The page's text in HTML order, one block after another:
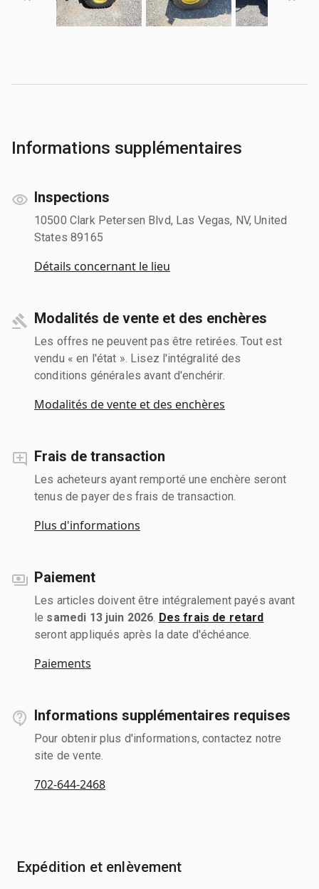
Informations supplémentaires
Inspections
10500 Clark Petersen Blvd, Las Vegas, NV, United
States 89165
Détails concernant le lieu
Modalités de vente et des enchères
Les offres ne peuvent pas être retirées. Tout est
vendu « en l'état ». Lisez l'intégralité des
conditions générales avant d'enchérir.
Modalités de vente et des enchères
Frais de transaction
Les acheteurs ayant remporté une enchère seront
tenus de payer des frais de transaction.
Plus d'informations
Paiement
Les articles doivent être intégralement payés avant
le samedi 13 juin 2026 Des frais de retard
seront appliqués après la date d'échéance.
Paiements
Informations supplémentaires requises
Pour obtenir plus d'informations, contactez notre
site de vente.
702-644-2468
Expédition et enlèvement